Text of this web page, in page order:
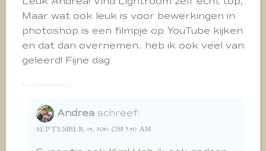
Maar wat ook leuk is voor bewerkingen in
photoshop is een filmpje op YouTube kijken
en dat dan overnemen.. heb ik ook veel van
geleerd! Fijne dag
beantwoorden
Andrea schreef:
SEPTEMBER 15, 2019 OM 7:50 AM